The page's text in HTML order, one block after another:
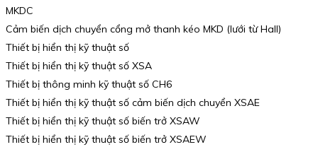
MKDC
Cảm biến dịch chuyển cổng mở thanh kéo MKD (lưới từ Hall)
Thiết bị hiển thị kỹ thuật số
Thiết bị hiển thị kỹ thuật số XSA
Thiết bị thông minh kỹ thuật số CH6
Thiết bị hiển thị kỹ thuật số cảm biến dịch chuyển XSAE
Thiết bị hiển thị kỹ thuật số biến trở XSAW
Thiết bị hiển thị kỹ thuật số biến trở XSAEW